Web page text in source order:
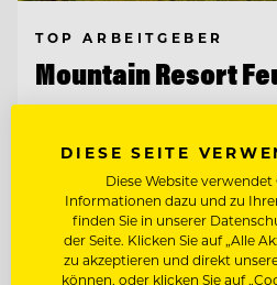
TOP ARBEITGEBER
Mountain Resort
9551 Bodensdorf,
CHEF DE RANG -
RESTAURANT
CHEF DE PARTIE
DIESE SEITE
Diese Website
Informationen dazu und zu
finden Sie in unserer
der Seite. Klicken Sie auf „Alle
zu akzeptieren und direkt
können, oder klicken Sie auf